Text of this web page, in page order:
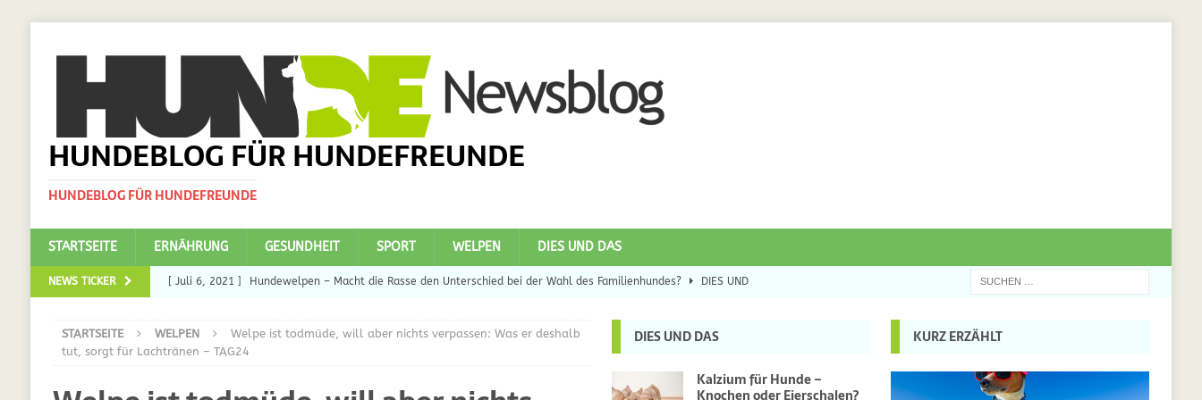
HUNDEBLOG FÜR HUNDEFREUNDE
HUNDEBLOG FÜR HUNDEFREUNDE
STARTSEITE ERNÄHRUNG GESUNDHEIT SPORT WELPEN DIES UND DAS
NEWS TICKER [ Juli 6, 2021 ] Hundewelpen – Macht die Rasse den Unterschied bei der Wahl des Familienhundes? DIES UND
Ulmenride für Hunde – der Heilsbringer?
STARTSEITE WELPEN
Welpe ist todmüde, will aber nichts verpassen: Was er deshalb
tut, sorgt für Lachtränen – TAG24
DIES UND DAS
Kalzium für Hunde –
Knochen oder Eierschalen?
KURZ ERZÄHLT